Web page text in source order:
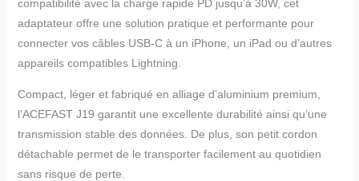
compatibilité avec la charge rapide PD jusqu’à 30W, cet
adaptateur offre une solution pratique et performante pour
connecter vos câbles USB-C à un iPhone, un iPad ou d’autres
appareils compatibles Lightning.
Compact, léger et fabriqué en alliage d’aluminium premium,
l’ACEFAST J19 garantit une excellente durabilité ainsi qu’une
transmission stable des données. De plus, son petit cordon
détachable permet de le transporter facilement au quotidien
sans risque de perte.